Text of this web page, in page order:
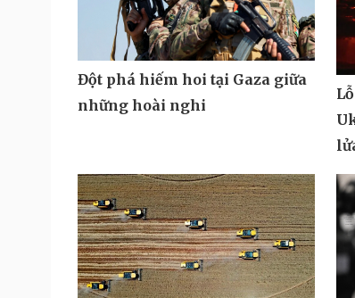
Đột phá hiếm hoi tại Gaza giữa
những hoài nghi